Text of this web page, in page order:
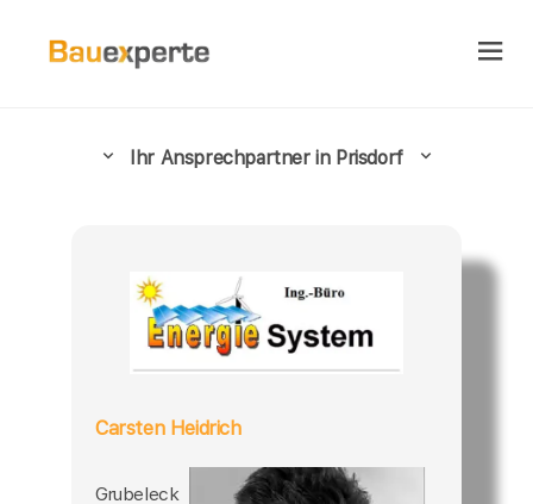
Ihr Ansprechpartner in Prisdorf
Carsten Heidrich
Grubeleck